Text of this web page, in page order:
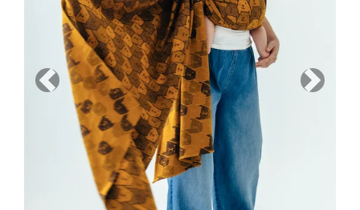
Previous Next